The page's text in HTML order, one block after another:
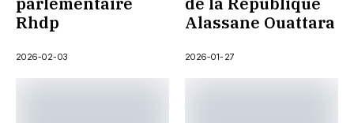
Rhdp
2026-02-03
Alassane Ouattara
2026-01-27